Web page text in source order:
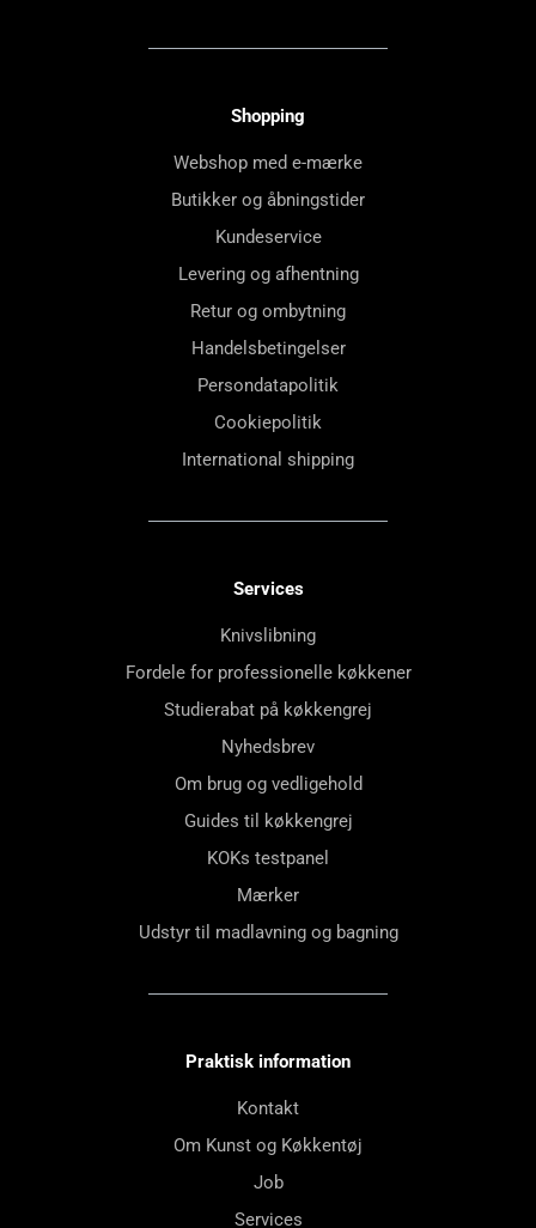
Shopping
Webshop med e-mærke
Butikker og åbningstider
Kundeservice
Levering og afhentning
Retur og ombytning
Handelsbetingelser
Persondatapolitik
Cookiepolitik
International shipping
Services
Knivslibning
Fordele for professionelle køkkener
Studierabat på køkkengrej
Nyhedsbrev
Om brug og vedligehold
Guides til køkkengrej
KOKs testpanel
Mærker
Udstyr til madlavning og bagning
Praktisk information
Kontakt
Om Kunst og Køkkentøj
Job
Services